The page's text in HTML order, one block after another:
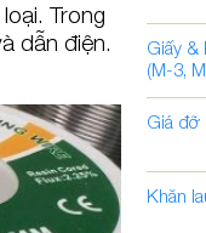
Trong
dẫn điện.
Giấy &
(M-3,
Giá đỡ
Khăn